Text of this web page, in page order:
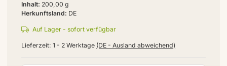
Inhalt 200,00 g
Herkunftsland DE
Auf Lager - sofort verfügbar
Lieferzeit: 1 - 2 Werktage (DE - Ausland abweichend)